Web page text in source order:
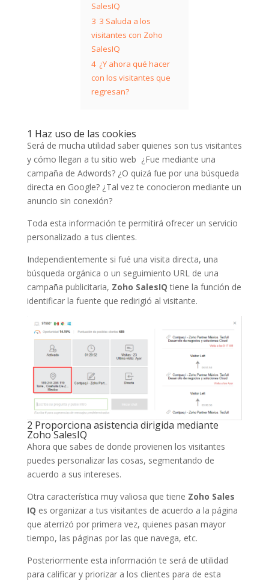
SalesIQ
3 3 Saluda a los
visitantes con Zoho
SalesIQ
4 ¿Y ahora qué hacer
con los visitantes que
regresan?
1 Haz uso de las cookies
Será de mucha utilidad saber quienes son tus visitantes
y cómo llegan a tu sitio web ¿Fue mediante una
campaña de Adwords? ¿O quizá fue por una búsqueda
directa en Google? ¿Tal vez te conocieron mediante un
anuncio sin conexión?
Toda esta información te permitirá ofrecer un servicio
personalizado a tus clientes.
Independientemente si fué una visita directa, una
búsqueda orgánica o un seguimiento URL de una
campaña publicitaria, Zoho SalesIQ tiene la función de
identificar la fuente que redirigió al visitante.
2 Proporciona asistencia dirigida mediante
Zoho SalesIQ
Ahora que sabes de donde provienen los visitantes
puedes personalizar las cosas, segmentando de
acuerdo a sus intereses.
Otra característica muy valiosa que tiene Zoho Sales
IQ es organizar a tus visitantes de acuerdo a la página
que aterrizó por primera vez, quienes pasan mayor
tiempo, las páginas por las que navega, etc.
Posteriormente esta información te será de utilidad
para calificar y priorizar a los clientes para de esta